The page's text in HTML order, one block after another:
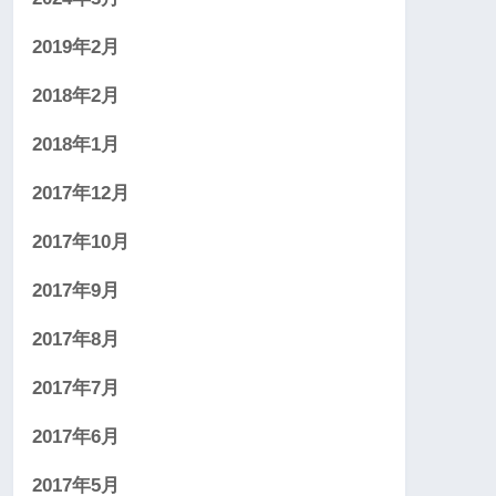
2019年2月
2018年2月
2018年1月
2017年12月
2017年10月
2017年9月
2017年8月
2017年7月
2017年6月
2017年5月